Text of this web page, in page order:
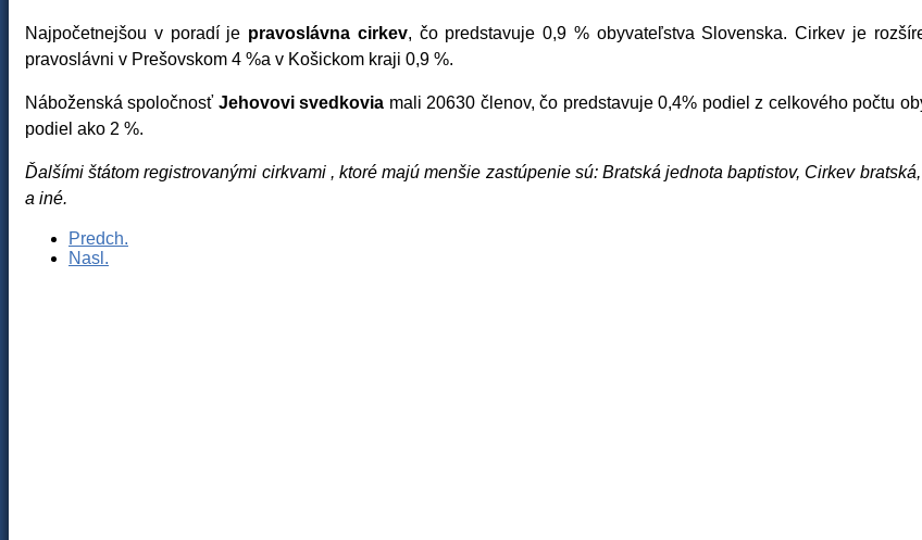
Najpočetnejšou v poradí je pravoslávna cirkev, čo predstavuje 0,9 % obyvateľstva Slovenska. Cirkev je
pravoslávni v Prešovskom 4 %a v Košickom kraji 0,9 %.
Náboženská spoločnosť Jehovovi svedkovia mali 20630 členov, čo predstavuje 0,4% podiel z celkového počtu
podiel ako 2 %.
Ďalšími štátom registrovanými cirkvami , ktoré majú menšie zastúpenie sú: Bratská jednota baptistov, Cirkev
a iné.
Predch.
Nasl.